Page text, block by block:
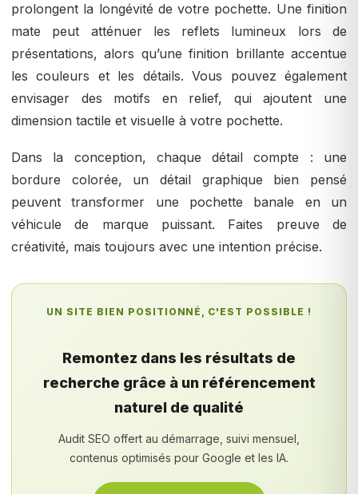
prolongent la longévité de votre pochette. Une finition
mate peut atténuer les reflets lumineux lors de
présentations, alors qu’une finition brillante accentue
les couleurs et les détails. Vous pouvez également
envisager des motifs en relief, qui ajoutent une
dimension tactile et visuelle à votre pochette.
Dans la conception, chaque détail compte : une
bordure colorée, un détail graphique bien pensé
peuvent transformer une pochette banale en un
véhicule de marque puissant. Faites preuve de
créativité, mais toujours avec une intention précise.
UN SITE BIEN POSITIONNÉ, C'EST POSSIBLE !
Remontez dans les résultats de
recherche grâce à un référencement
naturel de qualité
Audit SEO offert au démarrage, suivi mensuel,
contenus optimisés pour Google et les IA.